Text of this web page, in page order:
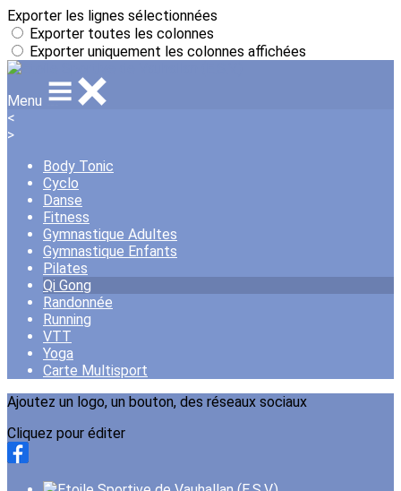
Exporter les lignes sélectionnées
Exporter toutes les colonnes
Exporter uniquement les colonnes affichées
Menu
<
>
Body Tonic
Cyclo
Danse
Fitness
Gymnastique Adultes
Gymnastique Enfants
Pilates
Qi Gong
Randonnée
Running
VTT
Yoga
Carte Multisport
Ajoutez un logo, un bouton, des réseaux sociaux
Cliquez pour éditer